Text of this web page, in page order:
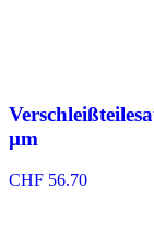
µm
CHF 56.70